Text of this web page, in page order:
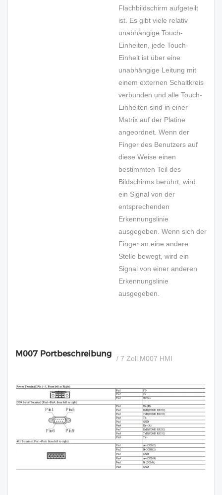
Flachbildschirm aufgeteilt
ist. Es gibt viele relativ
unabhängige Touch-
Einheiten, jede Touch-
Einheit ist über eine
unabhängige Leitung mit
einem externen Schaltkreis
verbunden und alle Touch-
Einheiten sind in einer
Matrix auf der Platine
angeordnet. Wenn der
Finger des Benutzers auf
diese Weise einen
bestimmten Teil des
Bildschirms berührt, wird
ein Signal von der
entsprechenden
Erkennungslinie
ausgegeben. Wenn sich der
Finger an eine andere
Stelle bewegt, wird ein
Signal von einer anderen
Erkennungslinie
ausgegeben.
M007 Portbeschreibung / 7 Zoll M007 HMI